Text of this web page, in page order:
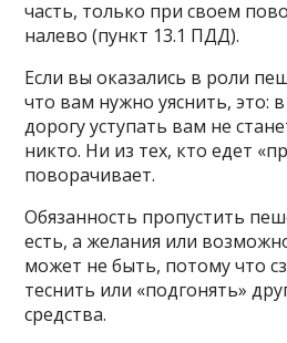
часть, только при своем
налево (пункт 13.1 ПДД).
Если вы оказались в роли
что вам нужно уяснить, это:
дорогу уступать вам не
никто. Ни из тех, кто едет
поворачивает.
Обязанность пропустить
есть, а желания или
может не быть, потому что
теснить или «подгонять»
средства.